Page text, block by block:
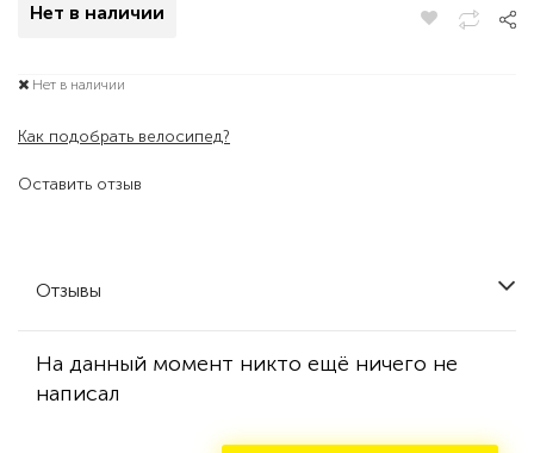
Оставить отзыв
Нет в наличии
Нет в наличии
Как подобрать велосипед?
Отзывы
На данный момент никто ещё ничего не
написал